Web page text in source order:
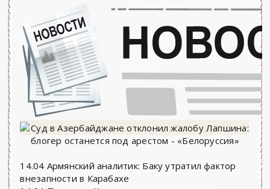
14.04 Армянский аналитик: Баку утратил фактор
внезапности в Карабахе